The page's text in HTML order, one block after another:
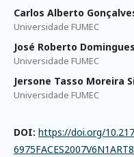
Carlos Alberto
Universidade FUMEC
José Roberto Domingues
Universidade FUMEC
Jersone Tasso Moreira
Universidade FUMEC
DOI: https://doi.org/